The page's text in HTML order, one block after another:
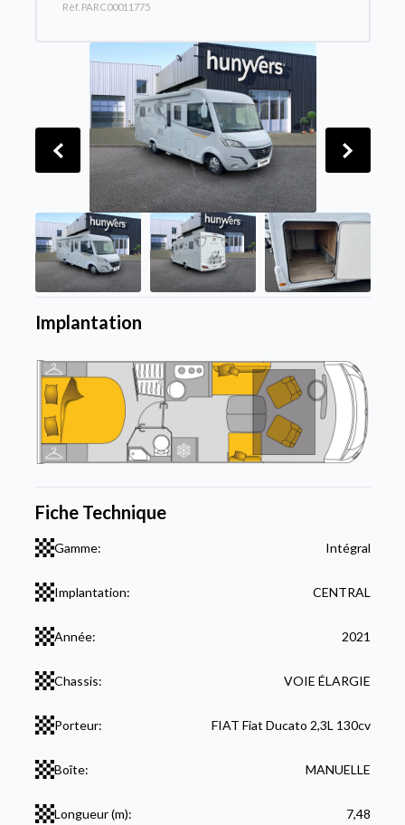
Rèf. PARC00011775
Implantation
Fiche Technique
Gamme: Intégral
Implantation: CENTRAL
Année: 2021
Chassis: VOIE ÉLARGIE
Porteur: FIAT Fiat Ducato 2,3L 130cv
Boîte: MANUELLE
Longueur (m): 7,48